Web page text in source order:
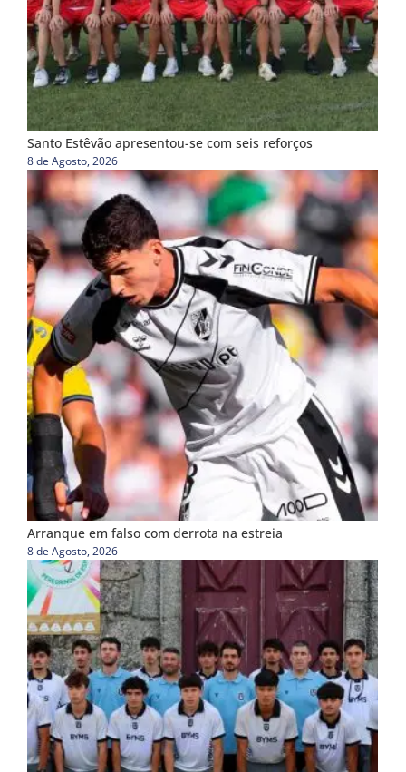
Santo Estêvão apresentou-se com seis reforços
8 de Agosto, 2026
Arranque em falso com derrota na estreia
8 de Agosto, 2026